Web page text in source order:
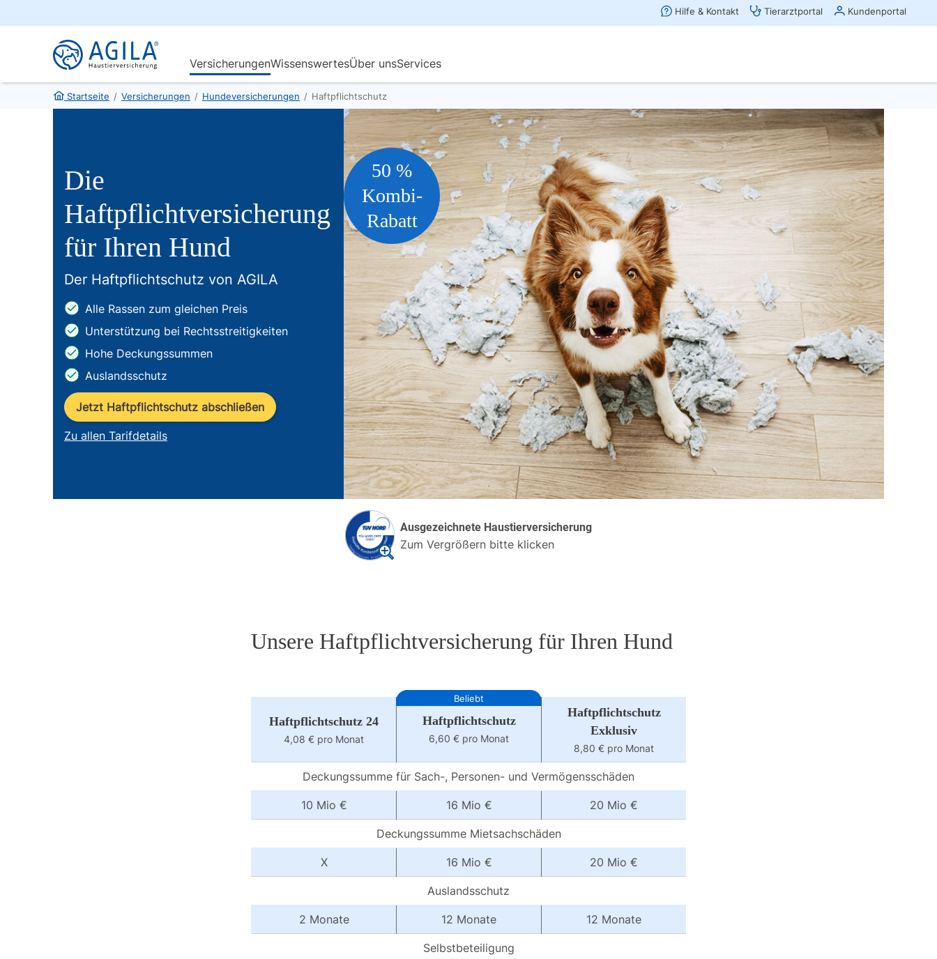
Startseite / Versicherungen / Hundeversicherungen / Haftpflichtschutz
Die
Haftpflichtversicherung
für Ihren Hund
Der Haftpflichtschutz von AGILA
Alle Rassen zum gleichen Preis
Unterstützung bei Rechtsstreitigkeiten
Hohe Deckungssummen
Auslandsschutz
Jetzt Haftpflichtschutz abschließen
Zu allen Tarifdetails
50 %
Kombi-
Rabatt
Ausgezeichnete Haustierversicherung
Zum Vergrößern bitte klicken
Unsere Haftpflichtversicherung für Ihren Hund
Haftpflichtschutz 24
4,08 € pro Monat
Beliebt
Haftpflichtschutz
6,60 € pro Monat
Haftpflichtschutz
Exklusiv
8,80 € pro Monat
Deckungssumme für Sach-, Personen- und Vermögensschäden
10 Mio € 16 Mio € 20 Mio €
Deckungssumme Mietsachschäden
X 16 Mio € 20 Mio €
Auslandsschutz
2 Monate 12 Monate 12 Monate
Selbstbeteiligung